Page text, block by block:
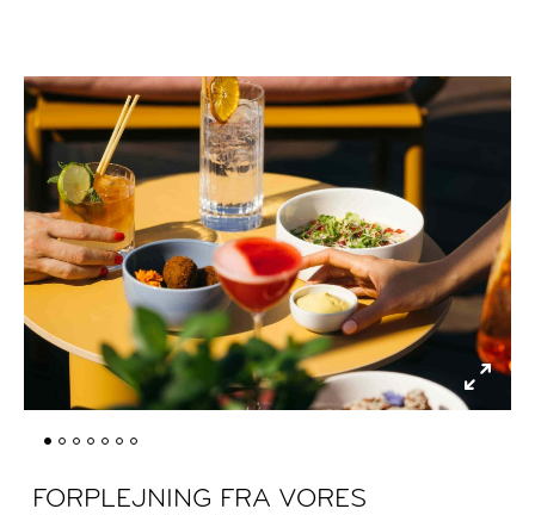
FORPLEJNING FRA VORES